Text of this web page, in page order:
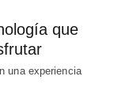
que
una experiencia